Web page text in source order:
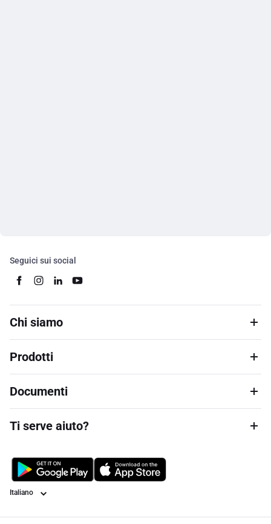
Seguici sui social
Chi siamo
Prodotti
Documenti
Ti serve aiuto?
Lingua